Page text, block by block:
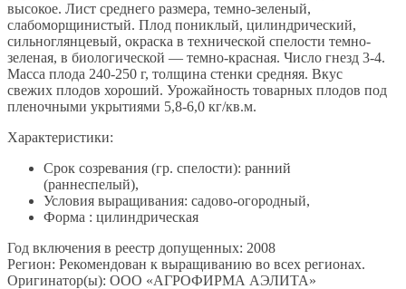
высокое. Лист среднего размера, темно-зеленый,
слабоморщинистый. Плод пониклый, цилиндрический,
сильноглянцевый, окраска в технической спелости темно-
зеленая, в биологической — темно-красная. Число гнезд 3-4.
Масса плода 240-250 г, толщина стенки средняя. Вкус
свежих плодов хороший. Урожайность товарных плодов под
пленочными укрытиями 5,8-6,0 кг/кв.м.
Характеристики:
Срок созревания (гр. спелости): ранний
(раннеспелый),
Условия выращивания: садово-огородный,
Форма : цилиндрическая
Год включения в реестр допущенных: 2008
Регион: Рекомендован к выращиванию во всех регионах.
Оригинатор(ы): ООО «АГРОФИРМА АЭЛИТА»